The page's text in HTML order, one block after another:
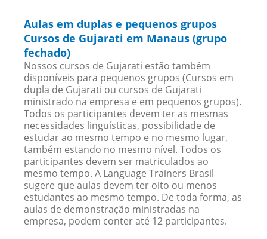
Aulas em duplas e pequenos grupos
Cursos de Gujarati em Manaus (grupo
fechado)
Nossos cursos de Gujarati estão também
disponíveis para pequenos grupos (Cursos em
dupla de Gujarati ou cursos de Gujarati
ministrado na empresa e em pequenos grupos).
Todos os participantes devem ter as mesmas
necessidades linguísticas, possibilidade de
estudar ao mesmo tempo e no mesmo lugar,
também estando no mesmo nível. Todos os
participantes devem ser matriculados ao
mesmo tempo. A Language Trainers Brasil
sugere que aulas devem ter oito ou menos
estudantes ao mesmo tempo. De toda forma, as
aulas de demonstração ministradas na
empresa, podem conter até 12 participantes.